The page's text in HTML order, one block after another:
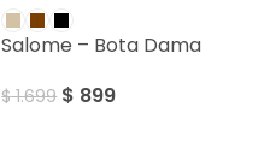
Salome – Bota Dama
$1.699 $ 899